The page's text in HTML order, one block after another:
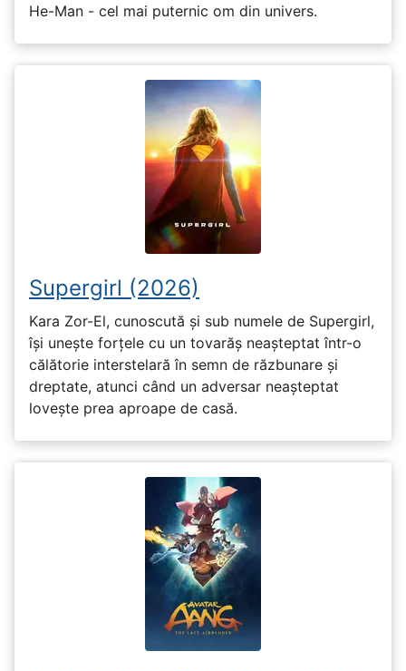
He-Man - cel mai puternic om din univers.
Supergirl (2026)
Kara Zor-El, cunoscută și sub numele de Supergirl,
își unește forțele cu un tovarăș neașteptat într-o
călătorie interstelară în semn de răzbunare și
dreptate, atunci când un adversar neașteptat
lovește prea aproape de casă.